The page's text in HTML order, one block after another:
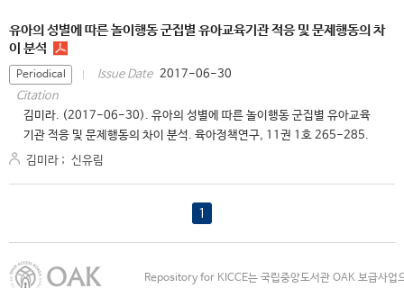
유아의 성별에 따른 놀이행동 군집별 유아교육기관 적응 및 문제행동의 차
이 분석
Periodical Issue Date 2017-06-30
Citation
김미라. (2017-06-30). 유아의 성별에 따른 놀이행동 군집별 유아교육
기관 적응 및 문제행동의 차이 분석. 육아정책연구, 11권 1호 265-285.
김미라 ; 신유림
1
Repository for KICCE는 국립중앙도서관 OAK 보급사업